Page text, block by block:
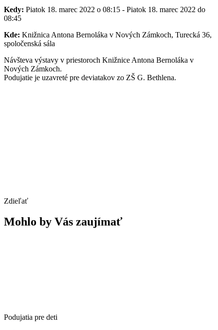
Kedy: Piatok 18. marec 2022 o 08:15 - Piatok 18. marec 2022 do
08:45
Kde: Knižnica Antona Bernoláka v Nových Zámkoch, Turecká 36,
spoločenská sála
Návšteva výstavy v priestoroch Knižnice Antona Bernoláka v
Nových Zámkoch.
Podujatie je uzavreté pre deviatakov zo ZŠ G. Bethlena.
Zdieľať
Mohlo by Vás zaujímať
Podujatia pre deti